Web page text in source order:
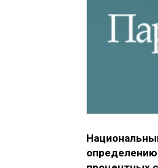
определению